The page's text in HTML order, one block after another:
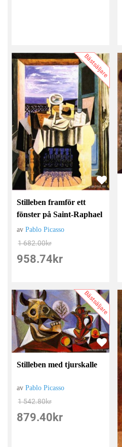
Bästsäljare
Stilleben framför ett
fönster på Saint-Raphael
avPablo Picasso
1 682.00kr
958.74 kr
Bästsäljare
Stilleben med tjurskalle
avPablo Picasso
1 542.80kr
879.40 kr